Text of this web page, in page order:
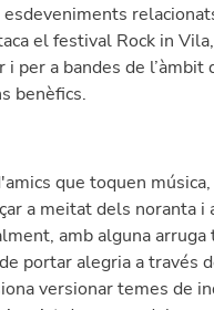
el festival Rock in
per a bandes de l’àmbit
benèfics.
que toquen
a meitat dels noranta i
amb alguna arruga
portar alegria a través
versionar temes de